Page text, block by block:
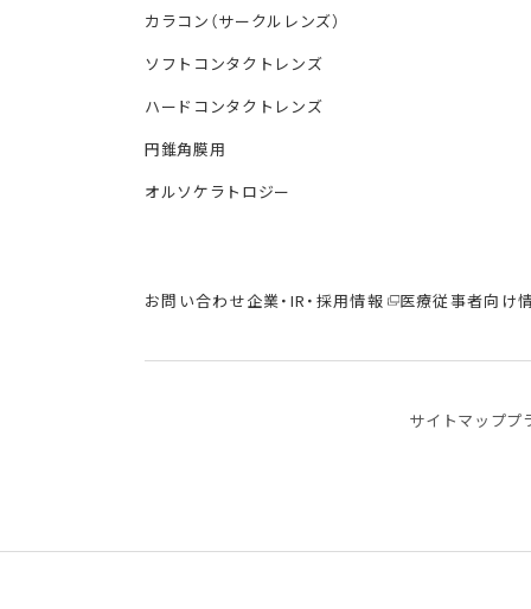
カラコン（サークルレンズ）
ソフトコンタクトレンズ
ハードコンタクトレンズ
円錐角膜用
オルソケラトロジー
お問い合わせ企業・IR・採用情報 医療従事者向け
サイトマッププ